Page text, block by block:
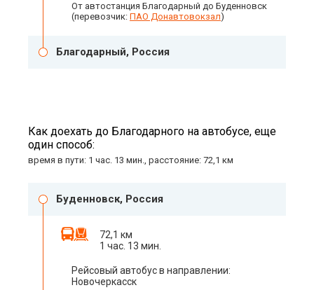
От автостанция Благодарный до Буденновск
(перевозчик: ПАО Донавтовокзал)
Благодарный, Россия
Как доехать до Благодарного на автобусе, еще
один способ:
время в пути: 1 час. 13 мин., расстояние: 72,1 км
Буденновск, Россия
72,1 км
1 час. 13 мин.
Рейсовый автобус в направлении:
Новочеркасск